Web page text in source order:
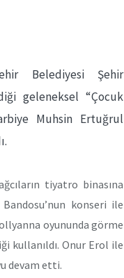
Belediyesi Şehir
geleneksel “Çocuk
Muhsin Ertuğrul
tiyatro binasına
konseri ile
oyununda görme
kullanıldı. Onur Erol ile
devam etti.